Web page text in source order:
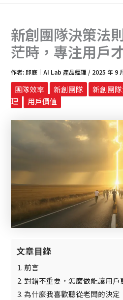
新創團隊決策法
茫時，專注用戶
作者:邱庭｜AI Lab 產品經理 / 2025 年 9
團隊效率 新創團隊 新創團
理
用戶價值
文章目錄
前言
對錯不重要，怎麼做能讓用戶
為什麼我喜歡聽從老闆的決定